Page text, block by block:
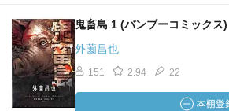
鬼畜島 1 (バンブーコミックス)
外薗昌也
151 2.94 22